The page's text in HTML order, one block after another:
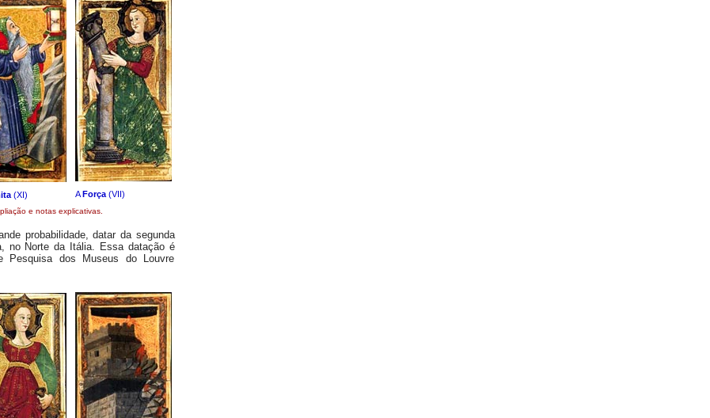
(XI) AForça(VII)
e notas explicativas.
probabilidade, datar da segunda
no Norte da Itália. Essa datação é
Pesquisa dos Museus do Louvre